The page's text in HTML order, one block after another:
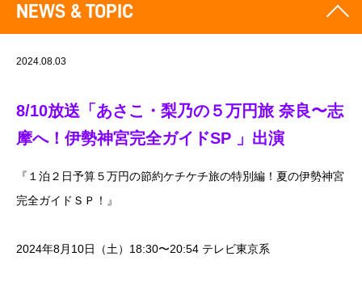
NEWS & TOPIC
2024.08.03
8/10放送「あさこ・梨乃の５万円旅 奈良〜志
摩へ！伊勢神宮完全ガイドSP 」出演
『１泊２日予算５万円の節約ケチケチ旅の特別編！夏の伊勢神宮
完全ガイドＳＰ！』
2024年8月10日（土）18:30〜20:54 テレビ東京系